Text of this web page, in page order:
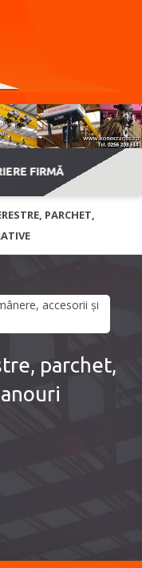
FIRMĂ
PARCHET,
parchet,